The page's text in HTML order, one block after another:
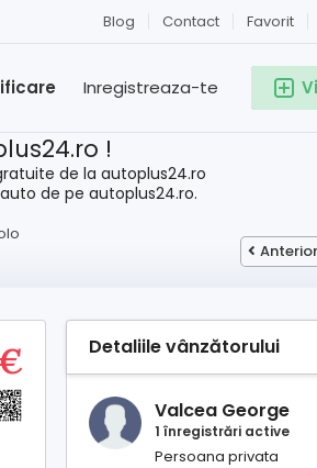
Favorit
Contact
Blog
Inregistreaza-te
!
de la autoplus24.ro
de pe autoplus24.ro.
Anterior
Detaliile vânzătorului
Valcea George
1 înregistrări active
Persoana privata